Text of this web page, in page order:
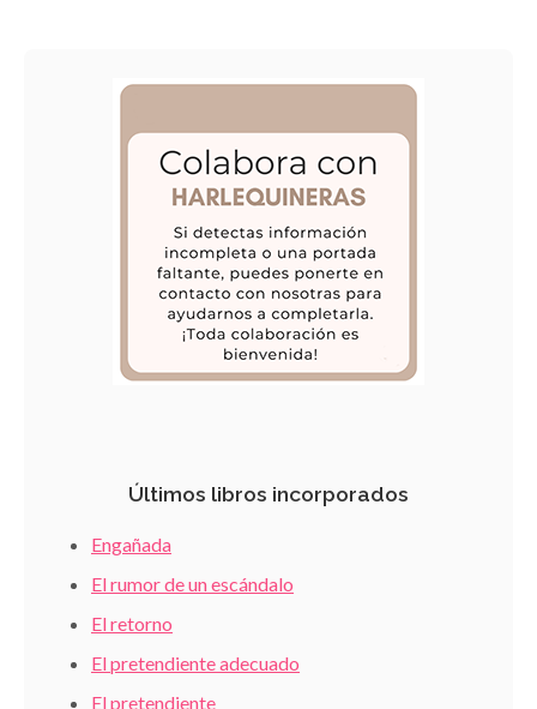
Últimos libros incorporados
Engañada
El rumor de un escándalo
El retorno
El pretendiente adecuado
El pretendiente